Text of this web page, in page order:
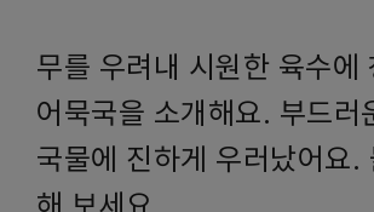
무를 우려내 시원한 육수
어묵국을 소개해요. 부드
국물에 진하게 우러났어요
해 보세요.